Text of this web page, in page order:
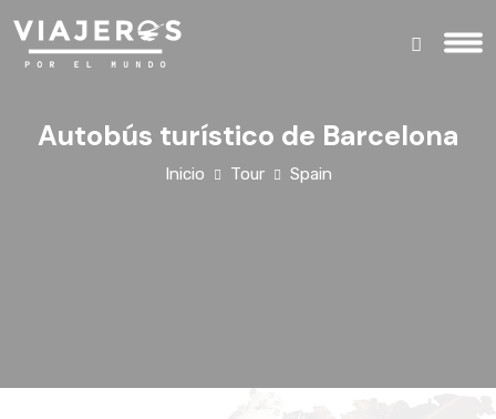
Autobús turístico de Barcelona
Inicio Tour Spain